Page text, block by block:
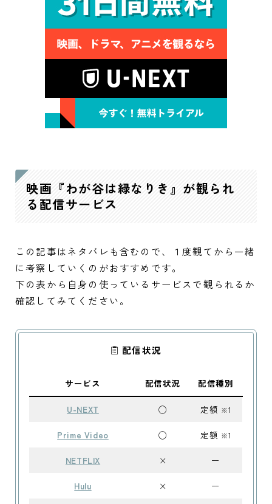
映画『わが谷は緑なりき』が観られ
る配信サービス
この記事はネタバレも含むので、１度観てから一緒
に考察していくのがおすすめです。
下の表から自身の使っているサービスで観られるか
確認してみてください。
配信状況
サービス 配信状況 配信種別
U-NEXT ◯ 定額 ※1
Prime Video ◯ 定額 ※1
NETFLIX × ー
Hulu × ー